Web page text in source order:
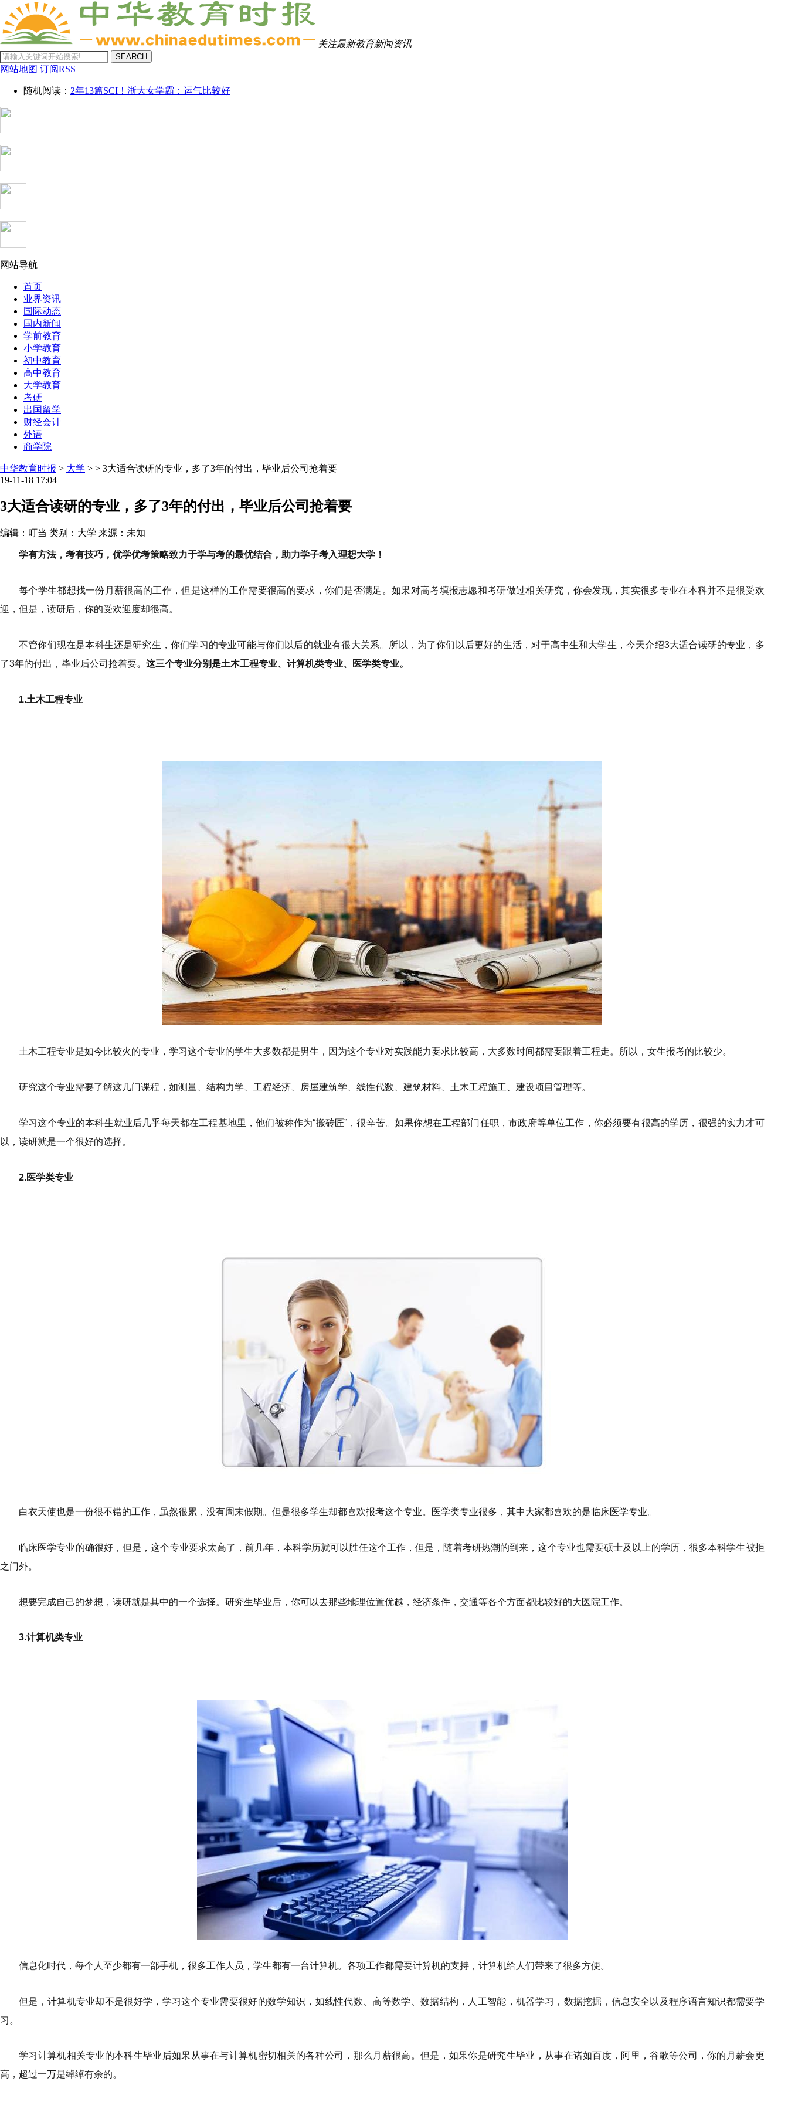
关注最新教育新闻资讯
SEARCH
网站地图 订阅RSS
随机阅读： 2年13篇SCI！浙大女学霸：运气比较好
网站导航
首页
业界资讯
国际动态
国内新闻
学前教育
小学教育
初中教育
高中教育
大学教育
考研
出国留学
财经会计
外语
商学院
中华教育时报 > 大学 > > 3大适合读研的专业，多了3年的付出，毕业后公司抢着要
19-11-18 17:04
3大适合读研的专业，多了3年的付出，毕业后公司抢着要
编辑：叮当 类别：大学 来源：未知
学有方法，考有技巧，优学优考策略致力于学与考的最优结合，助力学子考入理想大学！
每个学生都想找一份月薪很高的工作，但是这样的工作需要很高的要求，你们是否满足。如果对高考填报志愿和考研做过相关研究，你会发现，其实很多专业在本科并不是很受欢
迎，但是，读研后，你的受欢迎度却很高。
不管你们现在是本科生还是研究生，你们学习的专业可能与你们以后的就业有很大关系。所以，为了你们以后更好的生活，对于高中生和大学生，今天介绍3大适合读研的专业，多
了3年的付出，毕业后公司抢着要。这三个专业分别是土木工程专业、计算机类专业、医学类专业。
1.土木工程专业
土木工程专业是如今比较火的专业，学习这个专业的学生大多数都是男生，因为这个专业对实践能力要求比较高，大多数时间都需要跟着工程走。所以，女生报考的比较少。
研究这个专业需要了解这几门课程，如测量、结构力学、工程经济、房屋建筑学、线性代数、建筑材料、土木工程施工、建设项目管理等。
学习这个专业的本科生就业后几乎每天都在工程基地里，他们被称作为“搬砖匠”，很辛苦。如果你想在工程部门任职，市政府等单位工作，你必须要有很高的学历，很强的实力才可
以，读研就是一个很好的选择。
2.医学类专业
白衣天使也是一份很不错的工作，虽然很累，没有周末假期。但是很多学生却都喜欢报考这个专业。医学类专业很多，其中大家都喜欢的是临床医学专业。
临床医学专业的确很好，但是，这个专业要求太高了，前几年，本科学历就可以胜任这个工作，但是，随着考研热潮的到来，这个专业也需要硕士及以上的学历，很多本科学生被拒
之门外。
想要完成自己的梦想，读研就是其中的一个选择。研究生毕业后，你可以去那些地理位置优越，经济条件，交通等各个方面都比较好的大医院工作。
3.计算机类专业
信息化时代，每个人至少都有一部手机，很多工作人员，学生都有一台计算机。各项工作都需要计算机的支持，计算机给人们带来了很多方便。
但是，计算机专业却不是很好学，学习这个专业需要很好的数学知识，如线性代数、高等数学、数据结构，人工智能，机器学习，数据挖掘，信息安全以及程序语言知识都需要学
习。
学习计算机相关专业的本科生毕业后如果从事在与计算机密切相关的各种公司，那么月薪很高。但是，如果你是研究生毕业，从事在诸如百度，阿里，谷歌等公司，你的月薪会更
高，超过一万是绰绰有余的。